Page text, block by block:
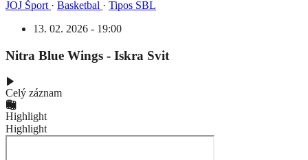
JOJ Šport · Basketbal · Tipos SBL
13. 02. 2026 - 19:00
Nitra Blue Wings - Iskra Svit
Celý záznam
Highlight
Highlight